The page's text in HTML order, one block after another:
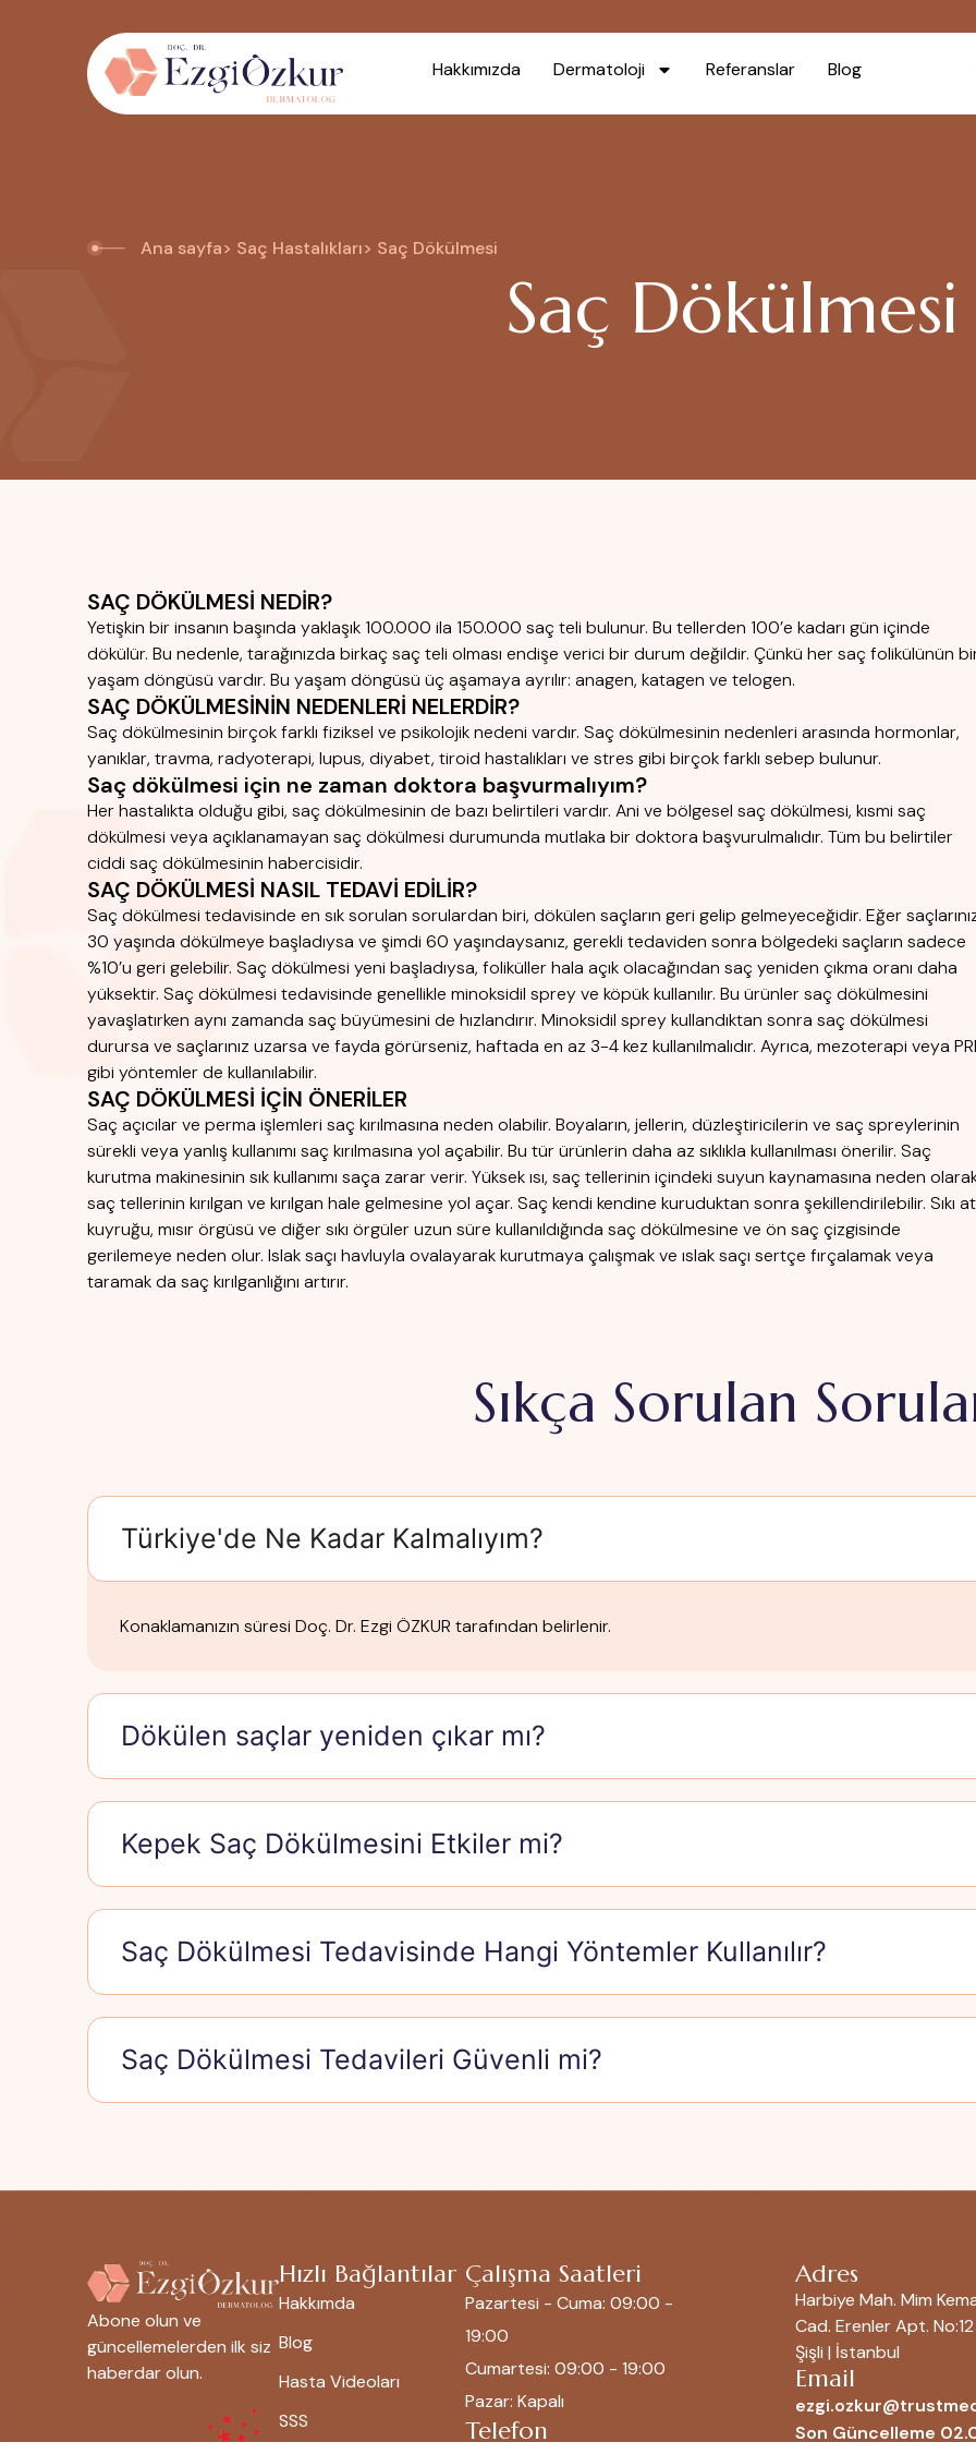
Hakkımızda Dermatoloji Referanslar Blog
Ana sayfa> Saç Hastalıkları> Saç Dökülmesi
Saç Dökülmesi
SAÇ DÖKÜLMESİ NEDİR?
Yetişkin bir insanın başında yaklaşık 100.000 ila 150.000 saç teli bulunur. Bu tellerden 100’e kadarı gün içinde
dökülür. Bu nedenle, tarağınızda birkaç saç teli olması endişe verici bir durum değildir. Çünkü her saç folikülünün
yaşam döngüsü vardır. Bu yaşam döngüsü üç aşamaya ayrılır: anagen, katagen ve telogen.
SAÇ DÖKÜLMESİNİN NEDENLERİ NELERDİR?
Saç dökülmesinin birçok farklı fiziksel ve psikolojik nedeni vardır. Saç dökülmesinin nedenleri arasında hormonlar,
yanıklar, travma, radyoterapi, lupus, diyabet, tiroid hastalıkları ve stres gibi birçok farklı sebep bulunur.
Saç dökülmesi için ne zaman doktora başvurmalıyım?
Her hastalıkta olduğu gibi, saç dökülmesinin de bazı belirtileri vardır. Ani ve bölgesel saç dökülmesi, kısmi saç
dökülmesi veya açıklanamayan saç dökülmesi durumunda mutlaka bir doktora başvurulmalıdır. Tüm bu belirtiler
ciddi saç dökülmesinin habercisidir.
SAÇ DÖKÜLMESİ NASIL TEDAVİ EDİLİR?
Saç dökülmesi tedavisinde en sık sorulan sorulardan biri, dökülen saçların geri gelip gelmeyeceğidir. Eğer
30 yaşında dökülmeye başladıysa ve şimdi 60 yaşındaysanız, gerekli tedaviden sonra bölgedeki saçların sadece
%10’u geri gelebilir. Saç dökülmesi yeni başladıysa, foliküller hala açık olacağından saç yeniden çıkma oranı daha
yüksektir. Saç dökülmesi tedavisinde genellikle minoksidil sprey ve köpük kullanılır. Bu ürünler saç dökülmesini
yavaşlatırken aynı zamanda saç büyümesini de hızlandırır. Minoksidil sprey kullandıktan sonra saç dökülmesi
durursa ve saçlarınız uzarsa ve fayda görürseniz, haftada en az 3-4 kez kullanılmalıdır. Ayrıca, mezoterapi veya
gibi yöntemler de kullanılabilir.
SAÇ DÖKÜLMESİ İÇİN ÖNERİLER
Saç açıcılar ve perma işlemleri saç kırılmasına neden olabilir. Boyaların, jellerin, düzleştiricilerin ve saç spreylerinin
sürekli veya yanlış kullanımı saç kırılmasına yol açabilir. Bu tür ürünlerin daha az sıklıkla kullanılması önerilir. Saç
kurutma makinesinin sık kullanımı saça zarar verir. Yüksek ısı, saç tellerinin içindeki suyun kaynamasına neden
saç tellerinin kırılgan ve kırılgan hale gelmesine yol açar. Saç kendi kendine kuruduktan sonra şekillendirilebilir. Sıkı at
kuyruğu, mısır örgüsü ve diğer sıkı örgüler uzun süre kullanıldığında saç dökülmesine ve ön saç çizgisinde
gerilemeye neden olur. Islak saçı havluyla ovalayarak kurutmaya çalışmak ve ıslak saçı sertçe fırçalamak veya
taramak da saç kırılganlığını artırır.
Sıkça Sorulan
Türkiye'de Ne Kadar Kalmalıyım?
Konaklamanızın süresi Doç. Dr. Ezgi ÖZKUR tarafından belirlenir.
Dökülen saçlar yeniden çıkar mı?
Kepek Saç Dökülmesini Etkiler mi?
Saç Dökülmesi Tedavisinde Hangi Yöntemler Kullanılır?
Saç Dökülmesi Tedavileri Güvenli mi?
Abone olun ve
güncellemelerden ilk siz
haberdar olun.
Hızlı Bağlantılar
Hakkımda
Blog
Hasta Videoları
SSS
Çalışma Saatleri
Pazartesi - Cuma: 09:00 -
19:00
Cumartesi: 09:00 - 19:00
Pazar: Kapalı
Telefon
Adres
Harbiye Mah. Mim
Cad. Erenler Apt. No:12
Şişli | İstanbul
Email
Son Güncelleme